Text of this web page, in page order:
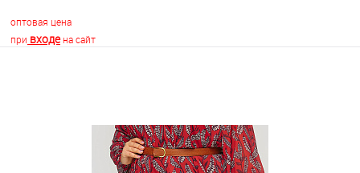
оптовая цена
при входена сайт
В наличии